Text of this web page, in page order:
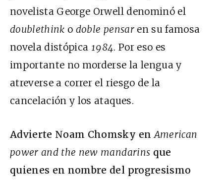
novelista George Orwell denominó el
doublethink o doble pensaren su famosa
novela distópica 1984. Por eso es
importante no morderse la lengua y
atreverse a correr el riesgo de la
cancelación y los ataques.
Advierte Noam Chomsky en American
power and the new mandarins que
quienes en nombre del progresismo